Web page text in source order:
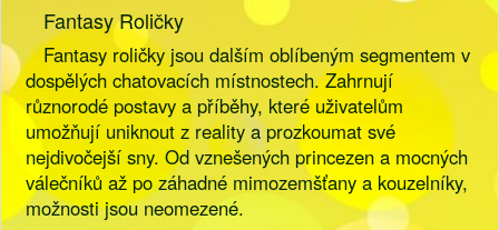
Fantasy Roličky
Fantasy roličky jsou dalším oblíbeným segmentem v
dospělých chatovacích místnostech. Zahrnují
různorodé postavy a příběhy, které uživatelům
umožňují uniknout z reality a prozkoumat své
nejdivočejší sny. Od vznešených princezen a mocných
válečníků až po záhadné mimozemšťany a kouzelníky,
možnosti jsou neomezené.